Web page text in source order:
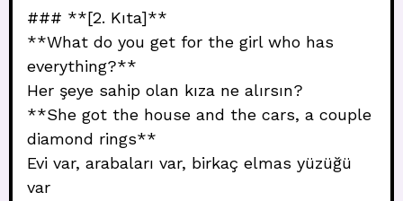
### **[2. Kıta]**
**What do you get for the girl who has
everything?**
Her şeye sahip olan kıza ne alırsın?
**She got the house and the cars, a couple
diamond rings**
Evi var, arabaları var, birkaç elmas yüzüğü
var